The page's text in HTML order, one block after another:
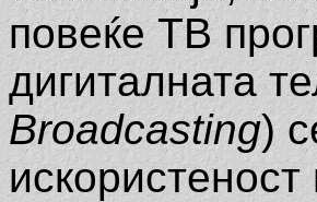
повеќе ТВ
дигиталната
Broadcasting)